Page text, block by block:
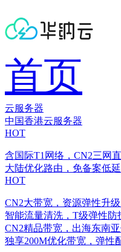
首页
云服务器
中国香港云服务器
HOT
含国际T1网络，CN2三网
大陆优化路由，免备案低
HOT
CN2大带宽，资源弹性升级
智能流量清洗，T级弹性防
CN2精品带宽，出海东南
独享200M优化带宽，弹性